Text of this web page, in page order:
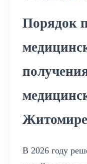
Порядок
Житомире
В 2026 году